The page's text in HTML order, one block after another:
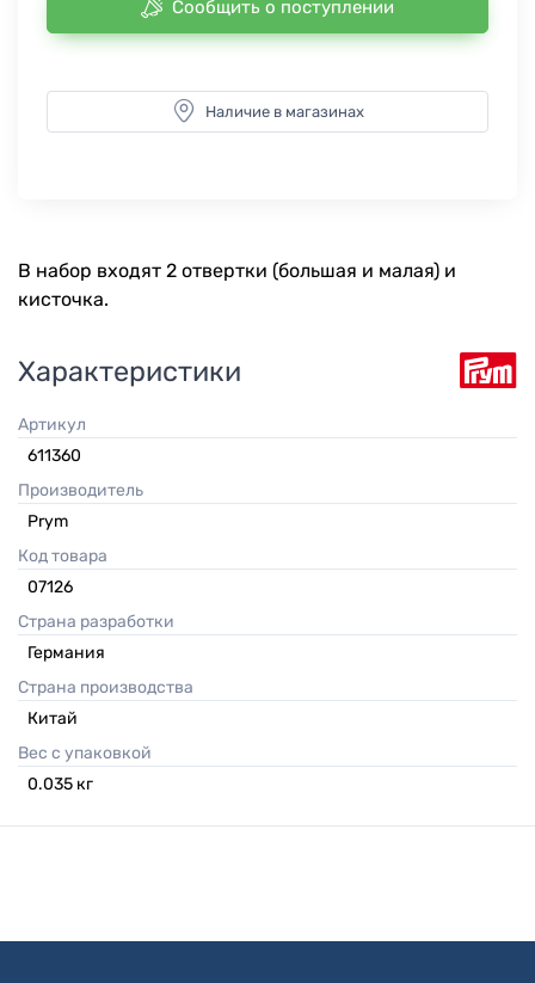
Сообщить о поступлении
Наличие в магазинах
В набор входят 2 отвертки (большая и малая) и
кисточка.
Характеристики
Артикул
611360
Производитель
Prym
Код товара
07126
Страна разработки
Германия
Страна производства
Китай
Вес с упаковкой
0.035 кг